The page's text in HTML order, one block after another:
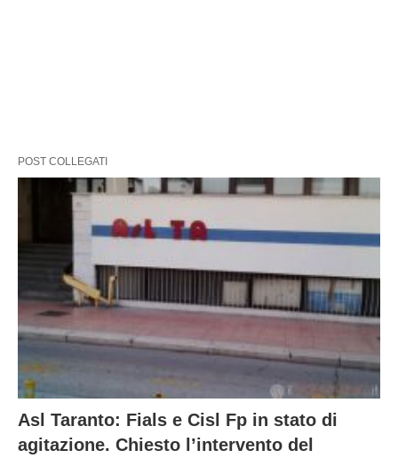
POST COLLEGATI
Asl Taranto: Fials e Cisl Fp in stato di
agitazione. Chiesto l’intervento del